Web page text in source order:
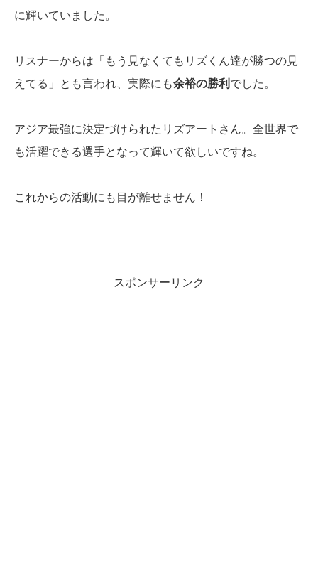
に輝いていました。
リスナーからは「もう見なくてもリズくん達が勝つの見
えてる」とも言われ、実際にも余裕の勝利 でした。
アジア最強に決定づけられたリズアートさん。全世界で
も活躍できる選手となって輝いて欲しいですね。
これからの活動にも目が離せません！
スポンサーリンク